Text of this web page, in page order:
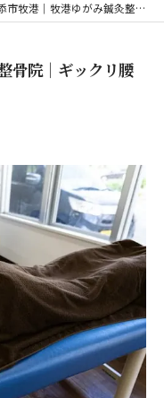
港｜牧港ゆがみ鍼灸整骨院｜ギックリ腰は身体のゆがみに関係する？
骨院｜ギックリ腰